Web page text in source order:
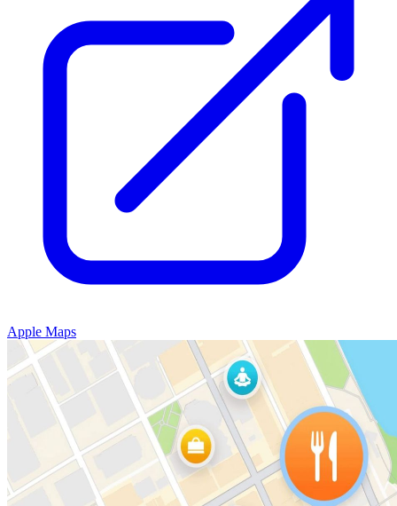
Apple Maps